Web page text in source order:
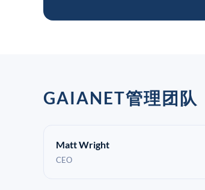
GAIANET管理团队
Matt Wright
CEO